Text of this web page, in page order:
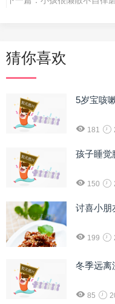
猜你喜欢
5岁宝咳
181
孩子睡觉
150
讨喜小朋
199
冬季远离
85